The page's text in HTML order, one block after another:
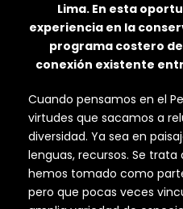
Lima. En esta
experiencia en la
programa costero
conexión existente
Cuando pensamos en el
virtudes que sacamos a
diversidad. Ya sea en
lenguas, recursos. Se
hemos tomado como
pero que pocas veces